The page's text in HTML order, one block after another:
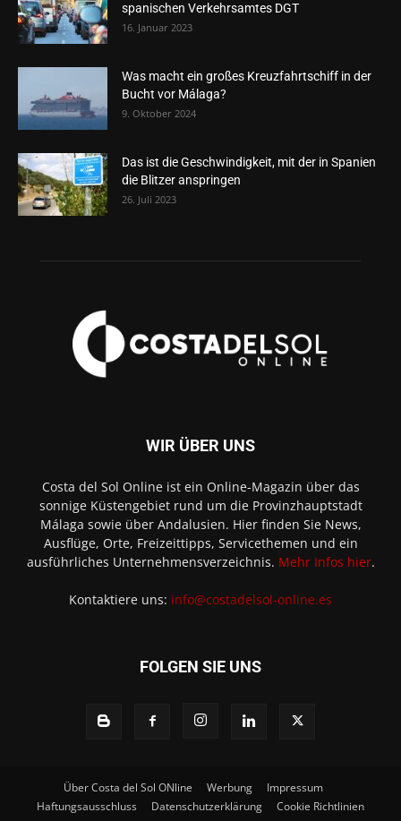
spanischen Verkehrsamtes DGT
16. Januar 2023
Was macht ein großes Kreuzfahrtschiff in der
Bucht vor Málaga?
9. Oktober 2024
Das ist die Geschwindigkeit, mit der in Spanien
die Blitzer anspringen
26. Juli 2023
WIR ÜBER UNS
Costa del Sol Online ist ein Online-Magazin über das
sonnige Küstengebiet rund um die Provinzhauptstadt
Málaga sowie über Andalusien. Hier finden Sie News,
Ausflüge, Orte, Freizeittipps, Servicethemen und ein
ausführliches Unternehmensverzeichnis. Mehr Infos hier.
Kontaktiere uns: info@costadelsol-online.es
FOLGEN SIE UNS
Über Costa del Sol ONline Werbung
Impressum
Haftungsausschluss
Datenschutzerklärung Cookie Richtlinien